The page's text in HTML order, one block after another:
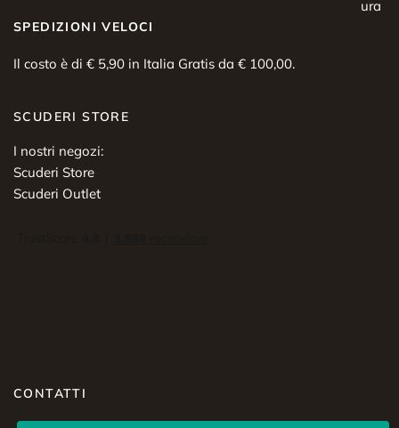
SPEDIZIONI VELOCI
Il costo è di € 5,90 in Italia Gratis da € 100,00.
SCUDERI STORE
I nostri negozi:
Scuderi Store
Scuderi Outlet
CONTATTI